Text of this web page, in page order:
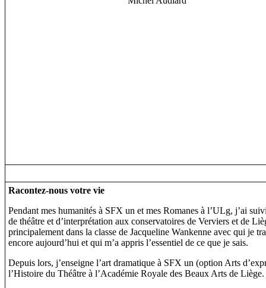
Racontez-nous votre vie
Pendant mes humanités à SFX un et mes Romanes à l’ULg, j’ai
de théâtre et d’interprétation aux conservatoires de Verviers et de
principalement dans la classe de Jacqueline Wankenne avec qui je
encore aujourd’hui et qui m’a appris l’essentiel de ce que je sais.
Depuis lors, j’enseigne l’art dramatique à SFX un (option Arts
l’Histoire du Théâtre à l’Académie Royale des Beaux Arts de Liège.